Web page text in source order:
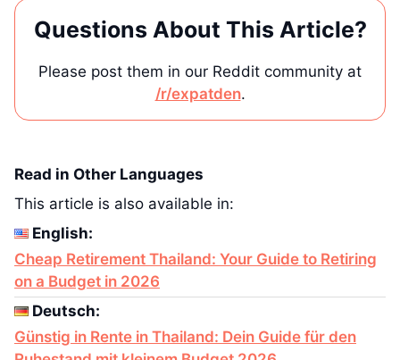
Questions About This Article?
Please post them in our Reddit community at
/r/expatden.
Read in Other Languages
This article is also available in:
English:
Cheap Retirement Thailand: Your Guide to Retiring
on a Budget in 2026
Deutsch:
Günstig in Rente in Thailand: Dein Guide für den